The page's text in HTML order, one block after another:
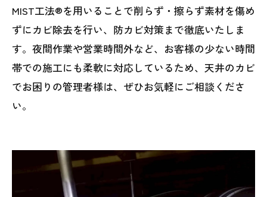
MIST工法®を用いることで削らず・擦らず素材を傷め
ずにカビ除去を行い、防カビ対策まで徹底いたしま
す。夜間作業や営業時間外など、お客様の少ない時間
帯での施工にも柔軟に対応しているため、天井のカビ
でお困りの管理者様は、ぜひお気軽にご相談くださ
い。